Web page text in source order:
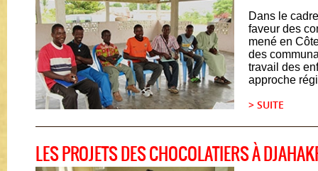
Dans le
faveur des
mené en
des
travail des
approche
> SUITE
LES PROJETS DES CHOCOLATIERS À